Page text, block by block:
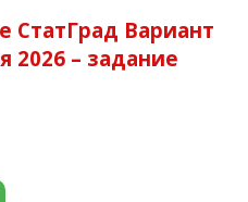
СтатГрад Вариант
2026 – задание